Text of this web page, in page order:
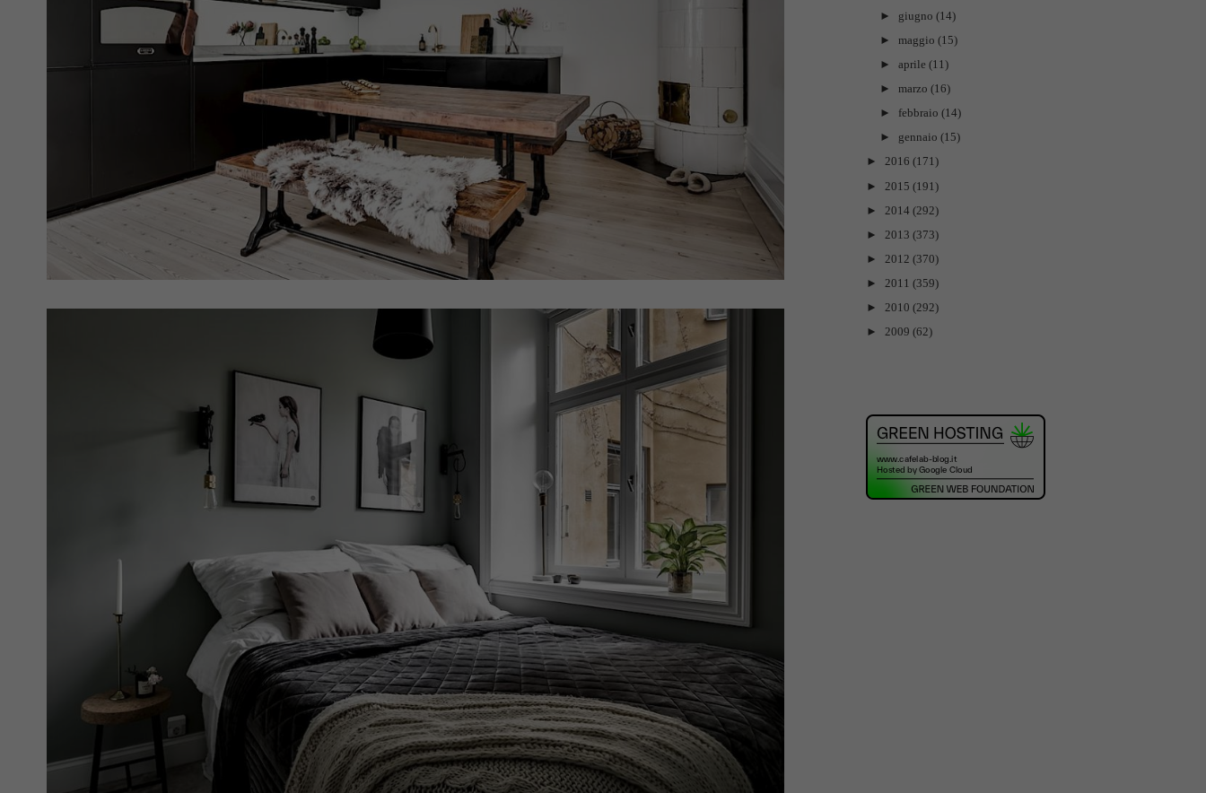
► giugno (14)
► maggio (15)
► aprile (11)
► marzo (16)
► febbraio (14)
► gennaio (15)
► 2016 (171)
► 2015 (191)
► 2014 (292)
► 2013 (373)
► 2012 (370)
► 2011 (359)
► 2010 (292)
► 2009 (62)